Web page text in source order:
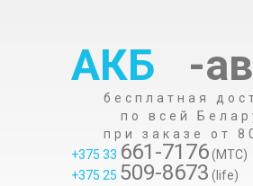
АКБ -
бесплатная
по всей
при заказе от
+375 33 661-7176(МТС)
+375 25 509-8673 (life)